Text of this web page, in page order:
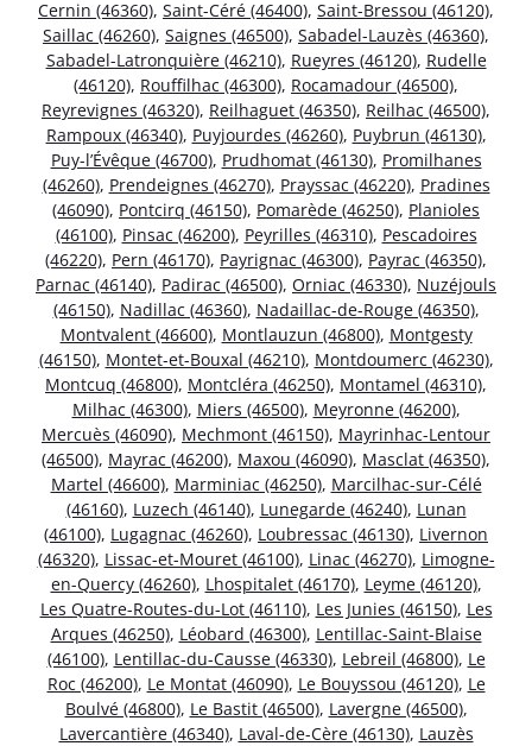
Cernin (46360), Saint-Céré (46400), Saint-Bressou (46120),
Saillac (46260), Saignes (46500), Sabadel-Lauzès (46360),
Sabadel-Latronquière (46210), Rueyres (46120), Rudelle
(46120), Rouffilhac (46300), Rocamadour (46500),
Reyrevignes (46320), Reilhaguet (46350), Reilhac (46500),
Rampoux (46340), Puyjourdes (46260), Puybrun (46130),
Puy-l’Évêque (46700), Prudhomat (46130), Promilhanes
(46260), Prendeignes (46270), Prayssac (46220), Pradines
(46090), Pontcirq (46150), Pomarède (46250), Planioles
(46100), Pinsac (46200), Peyrilles (46310), Pescadoires
(46220), Pern (46170), Payrignac (46300), Payrac (46350),
Parnac (46140), Padirac (46500), Orniac (46330), Nuzéjouls
(46150), Nadillac (46360), Nadaillac-de-Rouge (46350),
Montvalent (46600), Montlauzun (46800), Montgesty
(46150), Montet-et-Bouxal (46210), Montdoumerc (46230),
Montcuq (46800), Montcléra (46250), Montamel (46310),
Milhac (46300), Miers (46500), Meyronne (46200),
Mercuès (46090), Mechmont (46150), Mayrinhac-Lentour
(46500), Mayrac (46200), Maxou (46090), Masclat (46350),
Martel (46600), Marminiac (46250), Marcilhac-sur-Célé
(46160), Luzech (46140), Lunegarde (46240), Lunan
(46100), Lugagnac (46260), Loubressac (46130), Livernon
(46320), Lissac-et-Mouret (46100), Linac (46270), Limogne-
en-Quercy (46260), Lhospitalet (46170), Leyme (46120),
Les Quatre-Routes-du-Lot (46110), Les Junies (46150), Les
Arques (46250), Léobard (46300), Lentillac-Saint-Blaise
(46100), Lentillac-du-Causse (46330), Lebreil (46800), Le
Roc (46200), Le Montat (46090), Le Bouyssou (46120), Le
Boulvé (46800), Le Bastit (46500), Lavergne (46500),
Lavercantière (46340), Laval-de-Cère (46130), Lauzès